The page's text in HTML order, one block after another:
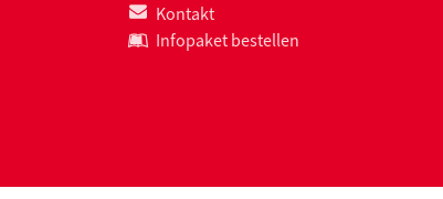
Kontakt
Infopaket bestellen